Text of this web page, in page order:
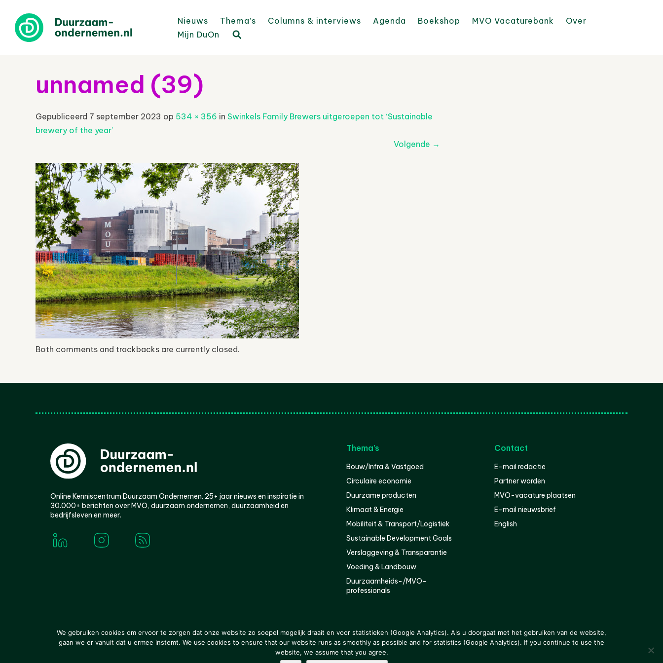
Nieuws Thema’s Columns & interviews Agenda Boekshop MVO Vacaturebank
Over
Mijn DuOn
unnamed (39)
Gepubliceerd 7 september 2023 op 534 × 356 in Swinkels Family Brewers uitgeroepen tot ‘Sustainable
brewery of the year’
Volgende →
Both comments and trackbacks are currently closed.
Online Kenniscentrum Duurzaam Ondernemen. 25+ jaar nieuws en inspiratie in
30.000+ berichten over MVO, duurzaam ondernemen, duurzaamheid en
bedrijfsleven en meer.
Thema’s
Bouw/Infra & Vastgoed
Circulaire economie
Duurzame producten
Klimaat & Energie
Mobiliteit & Transport/Logistiek
Sustainable Development Goals
Verslaggeving & Transparantie
Voeding & Landbouw
Duurzaamheids-/MVO-
professionals
Contact
E-mail redactie
Partner worden
MVO-vacature plaatsen
E-mail nieuwsbrief
English
© 2000-2026 Van der Molen EIS Colofon Disclaimer Privacy
We gebruiken cookies om ervoor te zorgen dat onze website zo soepel mogelijk draait en voor statistieken (Google Analytics). Als u doorgaat met het gebruiken van de website,
gaan we er vanuit dat u ermee instemt. We use cookies to ensure that our website runs as smoothly as possible and for statistics (Google Analytics). If you continue to use the
website, we assume that you agree.